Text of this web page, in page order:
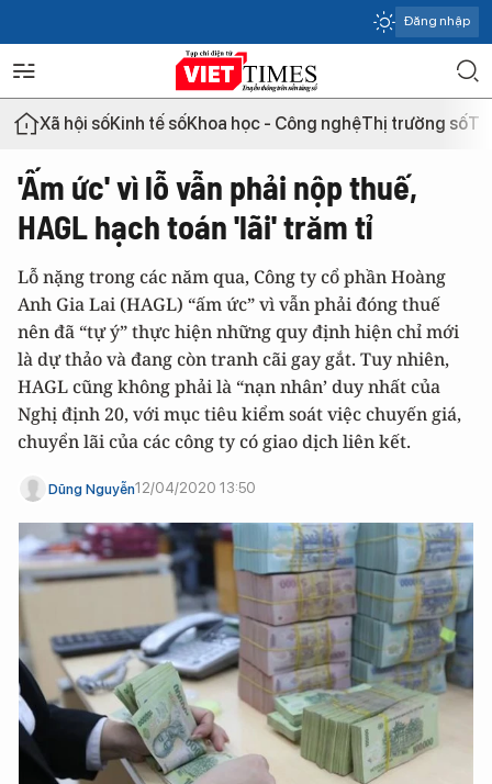
Đăng nhập
Xã hội sốKinh tế sốKhoa học - Công nghệThị trường số
'Ấm ức' vì lỗ vẫn phải nộp thuế,
HAGL hạch toán 'lãi' trăm tỉ
Lỗ nặng trong các năm qua, Công ty cổ phần Hoàng
Anh Gia Lai (HAGL) “ấm ức” vì vẫn phải đóng thuế
nên đã “tự ý” thực hiện những quy định hiện chỉ mới
là dự thảo và đang còn tranh cãi gay gắt. Tuy nhiên,
HAGL cũng không phải là “nạn nhân’ duy nhất của
Nghị định 20, với mục tiêu kiểm soát việc chuyến giá,
chuyển lãi của các công ty có giao dịch liên kết.
Dũng Nguyễn12/04/2020 13:50